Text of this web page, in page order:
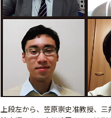
上段左から、笠原崇史准教授、